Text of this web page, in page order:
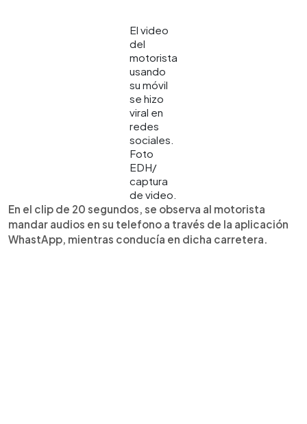
El video
del
motorista
usando
su móvil
se hizo
viral en
redes
sociales.
Foto
EDH/
captura
de video.
En el clip de 20 segundos, se observa al motorista
mandar audios en su telefono a través de la aplicación
WhastApp, mientras conducía en dicha carretera.